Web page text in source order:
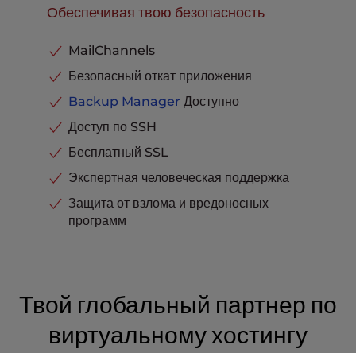
Обеспечивая твою безопасность
MailChannels
Безопасный откат приложения
Backup Manager Доступно
Доступ по SSH
Бесплатный SSL
Экспертная человеческая поддержка
Защита от взлома и вредоносных
программ
Твой глобальный партнер по
виртуальному хостингу